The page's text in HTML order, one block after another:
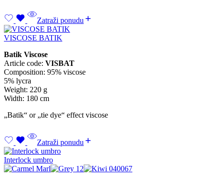
Zatraži ponudu
VISCOSE BATIK
Batik Viscose
Article code: VISBAT
Composition: 95% viscose
5% lycra
Weight: 220 g
Width: 180 cm
„Batik“ or „tie dye“ effect viscose
Zatraži ponudu
Interlock umbro